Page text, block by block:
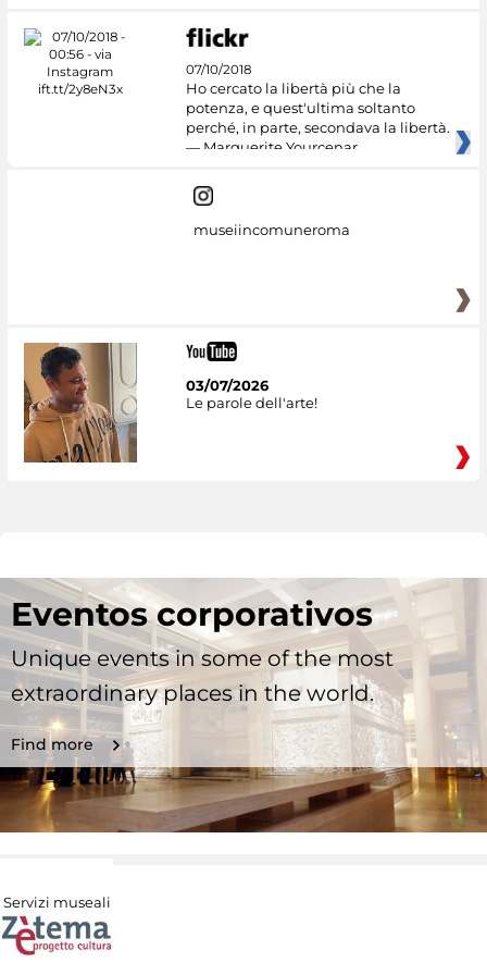
07/10/2018
Ho cercato la libertà più che la
potenza, e quest'ultima soltanto
perché, in parte, secondava la libertà.
— Marguerite Yourcenar
museiincomuneroma
03/07/2026
Le parole dell'arte!
Eventos corporativos
Unique events in some of the most
extraordinary places in the world.
Find more
Servizi museali